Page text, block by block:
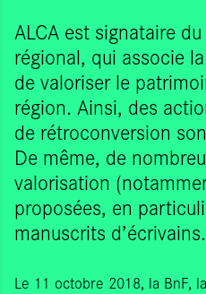
ALCA est signataire
régional, qui associe
de valoriser le
région. Ainsi, des
de rétroconversion
De même, de
valorisation
proposées, en
manuscrits d’écrivains.
Le 11 octobre 2018, la BnF,